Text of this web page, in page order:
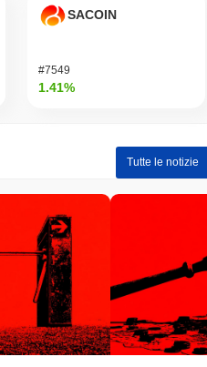
SACOIN
#7549
1.41%
Tutte le notizie